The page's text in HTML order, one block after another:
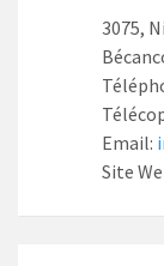
3075,
Email:
Site